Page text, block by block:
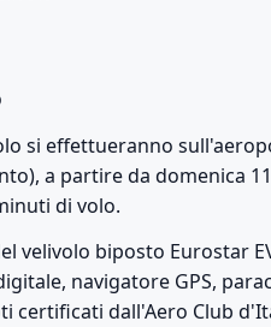
si effettueranno
a partire da domenica
di volo.
velivolo biposto Eurostar
navigatore GPS,
certificati dall'Aero Club